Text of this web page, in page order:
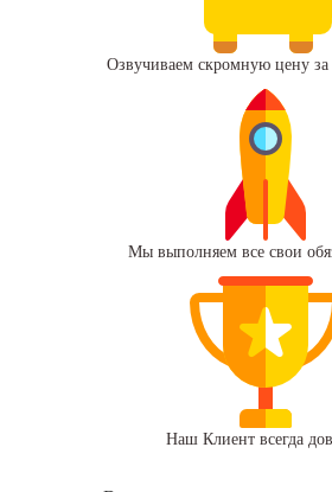
Озвучиваем скромную цену
Мы выполняем все свои
Наш Клиент всегда